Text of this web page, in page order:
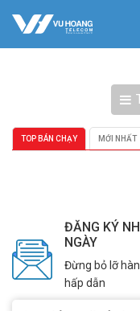
TOP BÁN CHẠY MỚI NHẤT
ĐĂNG KÝ
NGÀY
Đừng bỏ lỡ
hấp dẫn